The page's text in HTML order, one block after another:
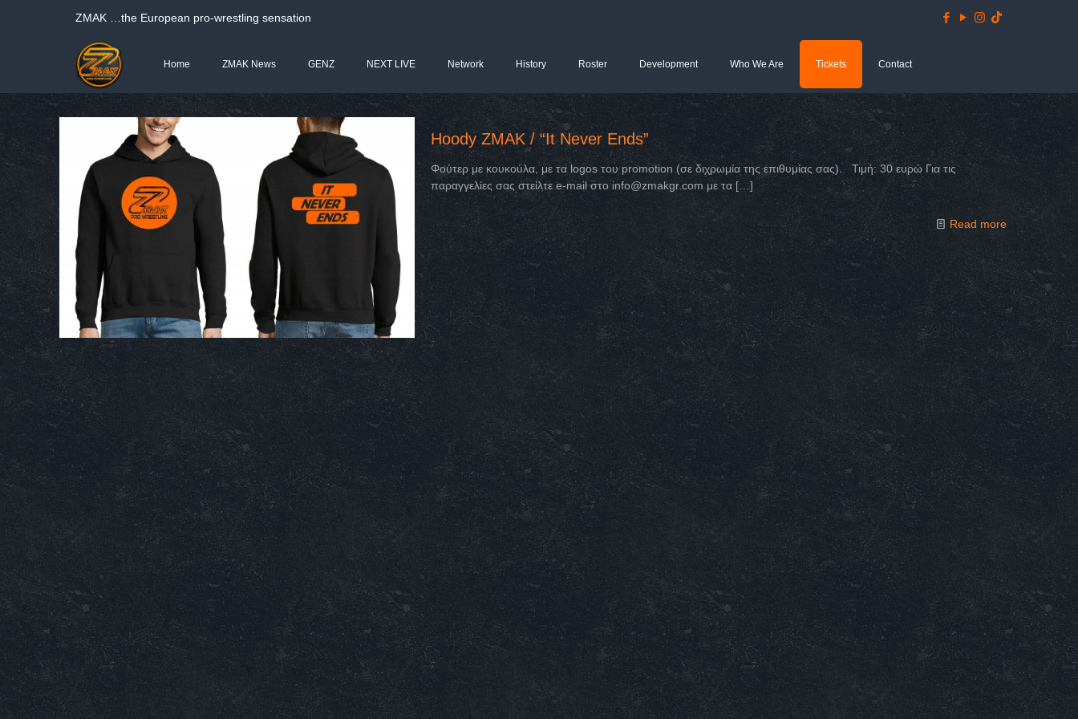
ΖΜΑΚ …the European pro-wrestling sensation
Home ZMAK News GENZ NEXT LIVE Network History Roster Development Who We Are Tickets Contact
Hoody ΖΜΑΚ / “It Never Ends”
Φούτερ με κουκούλα, με τα logos του promotion (σε διχρωμία της επιθυμίας σας). Τιμή: 30 ευρώ Για τις
παραγγελίες σας στείλτε e-mail στο info@zmakgr.com με τα[…]
Read more